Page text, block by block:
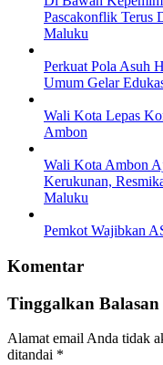
Pascakonflik Terus
Maluku
Perkuat Pola Asuh
Umum Gelar
Wali Kota Lepas
Ambon
Wali Kota Ambon
Kerukunan,
Maluku
Pemkot Wajibkan
Komentar
Tinggalkan Balasan
Alamat email Anda tidak
ditandai *